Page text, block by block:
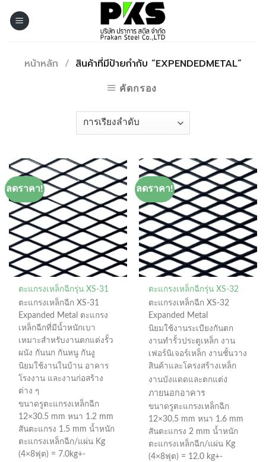
หน้าหลัก / สินค้าที่มีป้ายกำกับ “EXPENDEDMETAL”
คัดกรอง
ลดราคา!
ตะแกรงเหล็กฉีกรุ่น XS-31
ตะแกรงเหล็กฉีก XS-31
Expanded Metal ตะแกรง
เหล็กฉีกที่มีน้ำหนักเบา
เหมาะสำหรับงานตกแต่งรั้ว
ผนัง กันนก กันหนู กันงู
นิยมใช้งานในบ้าน อาคาร
โรงงาน และงานก่อสร้าง
ต่าง ๆ
ขนาดรูตะแกรงเหล็กฉีก
12×30.5 mm หนา 1.2 mm
สันตะแกรง 1.5 mm น้ำหนัก
ตะแกรงเหล็กฉีก/แผ่น Kg
(4×8ฟุต) = 7.0kg+-
ลดราคา!
ตะแกรงเหล็กฉีกรุ่น XS-32
ตะแกรงเหล็กฉีก XS-32
Expanded Metal
นิยมใช้งานระเบียงกันตก
งานทำรั้วประตูเหล็ก งาน
เฟอร์นิเจอร์เหล็ก งานชั้นวาง
สินค้าและโครงสร้างเหล็ก
งานบังแดดและตกแต่ง
ภายนอกอาคาร
ขนาดรูตะแกรงเหล็กฉีก
12×30.5 mm หนา 1.6 mm
สันตะแกรง 2 mm น้ำหนัก
ตะแกรงเหล็กฉีก/แผ่น Kg
(4×8ฟุต) = 12.0 kg+-